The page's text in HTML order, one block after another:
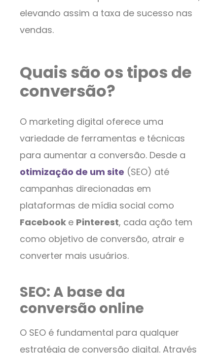
elevando assim a taxa de sucesso nas
vendas.
Quais são os tipos de
conversão?
O marketing digital oferece uma
variedade de ferramentas e técnicas
para aumentar a conversão. Desde a
otimização de um site (SEO) até
campanhas direcionadas em
plataformas de mídia social como
Facebook e Pinterest, cada ação tem
como objetivo de conversão, atrair e
converter mais usuários.
SEO: A base da
conversão online
O SEO é fundamental para qualquer
estratégia de conversão digital. Através